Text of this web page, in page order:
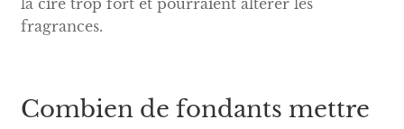
fragrances.
Combien de fondants mettre